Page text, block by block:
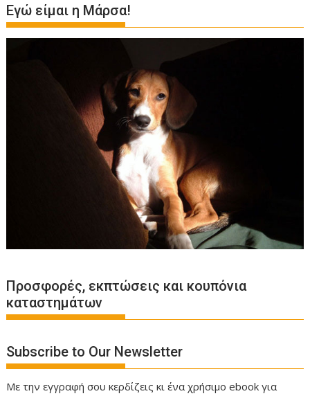
t
s
Εγώ είμαι η Μάρσα!
Προσφορές, εκπτώσεις και κουπόνια
καταστημάτων
Subscribe to Our Newsletter
Με την εγγραφή σου κερδίζεις κι ένα χρήσιμο ebook για